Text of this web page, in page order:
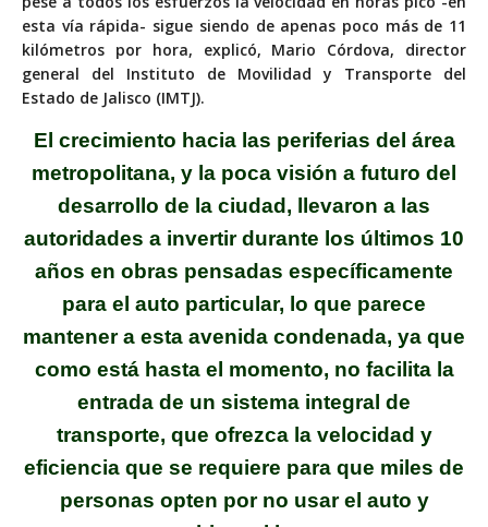
esta vía rápida- sigue siendo de apenas poco más de 11
kilómetros por hora, explicó, Mario Córdova, director
general del Instituto de Movilidad y Transporte del
Estado de Jalisco (IMTJ).
El crecimiento hacia las periferias del área
metropolitana, y la poca visión a futuro del
desarrollo de la ciudad, llevaron a las
autoridades a invertir durante los últimos 10
años en obras pensadas específicamente
para el auto particular, lo que parece
mantener a esta avenida condenada, ya que
como está hasta el momento, no facilita la
entrada de un sistema integral de
transporte, que ofrezca la velocidad y
eficiencia que se requiere para que miles de
personas opten por no usar el auto y